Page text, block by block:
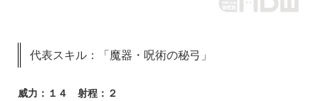
代表スキル：「魔器・呪術の秘弓」
威力：１４ 射程：２